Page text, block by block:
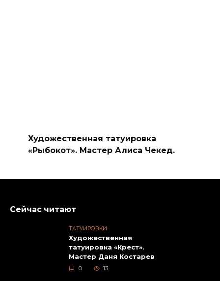
Художественная татуировка
«Рыбокот». Мастер Алиса Чекед.
Сейчас читают
ТАТУИРОВКИ
Художественная
татуировка «Крест».
Мастер Даня Костарев
0 13